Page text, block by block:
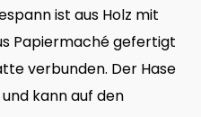
ist aus Holz mit
Papiermaché gefertigt
verbunden. Der Hase
kann auf den